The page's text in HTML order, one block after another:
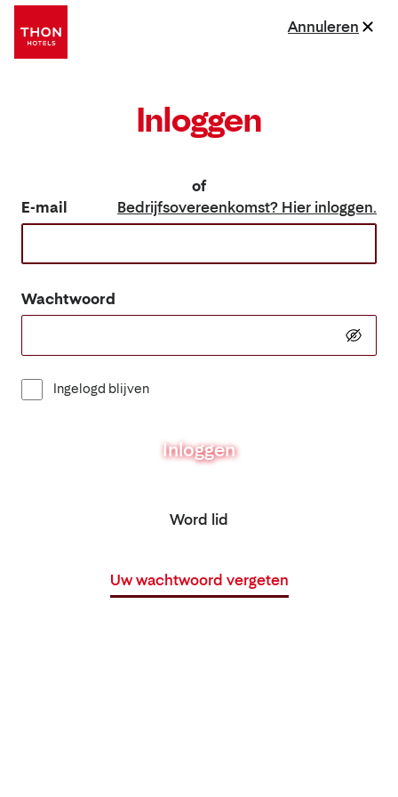
Inloggen
of
E-mail
Bedrijfsovereenkomst? Hier inloggen.
Wachtwoord
Ingelogd blijven
Inloggen
Word lid
Uw wachtwoord vergeten
Annuleren